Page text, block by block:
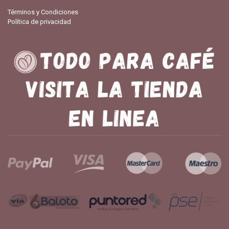
Términos y Condiciones
Política de privacidad